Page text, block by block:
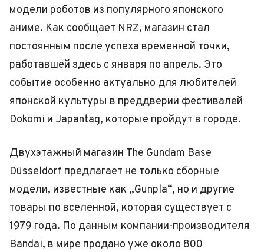
модели роботов из популярного японского
аниме. Как сообщает NRZ, магазин стал
постоянным после успеха временной точки,
работавшей здесь с января по апрель. Это
событие особенно актуально для любителей
японской культуры в преддверии фестивалей
Dokomi и Japantag, которые пройдут в городе.
Двухэтажный магазин The Gundam Base
Düsseldorf предлагает не только сборные
модели, известные как „Gunpla“, но и другие
товары по вселенной, которая существует с
1979 года. По данным компании-производителя
Bandai, в мире продано уже около 800